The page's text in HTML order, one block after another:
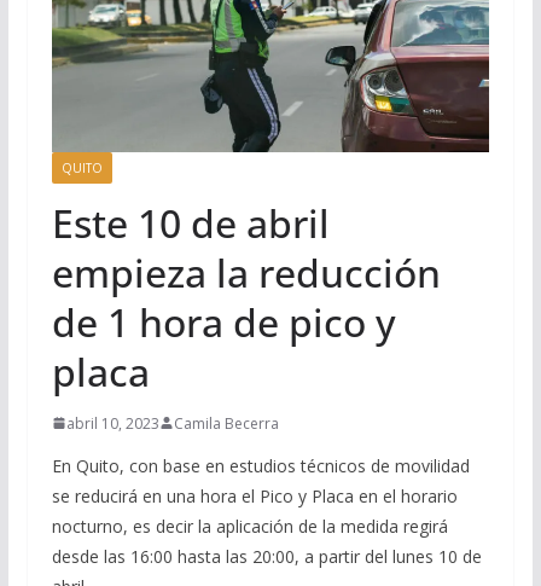
QUITO
Este 10 de abril
empieza la reducción
de 1 hora de pico y
placa
abril 10, 2023 Camila Becerra
En Quito, con base en estudios técnicos de movilidad
se reducirá en una hora el Pico y Placa en el horario
nocturno, es decir la aplicación de la medida regirá
desde las 16:00 hasta las 20:00, a partir del lunes 10 de